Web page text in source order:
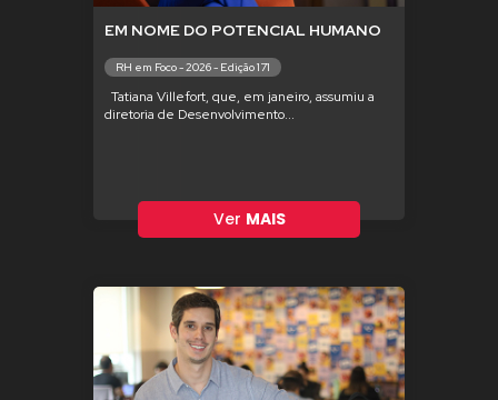
EM NOME DO POTENCIAL HUMANO
RH em Foco - 2026 - Edição 171
Tatiana Villefort, que, em janeiro, assumiu a
diretoria de Desenvolvimento...
Ver MAIS